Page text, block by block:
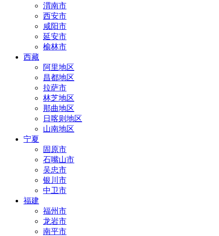
渭南市
西安市
咸阳市
延安市
榆林市
西藏
阿里地区
昌都地区
拉萨市
林芝地区
那曲地区
日喀则地区
山南地区
宁夏
固原市
石嘴山市
吴忠市
银川市
中卫市
福建
福州市
龙岩市
南平市